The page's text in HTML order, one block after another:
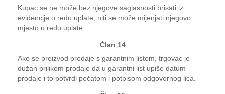
Kupac se ne može bez njegove saglasnosti brisati iz
evidencije o redu uplate, niti se može mijenjati njegovo
mjesto u redu uplate.
Član 14
Ako se proizvod prodaje s garantnim listom, trgovac je
dužan prilikom prodaje da u garantni list upiše datum
prodaje i to potvrdi pečatom i potpisom odgovornog lica.